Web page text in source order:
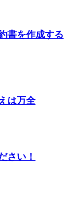
書を作成する
は万全
さい！